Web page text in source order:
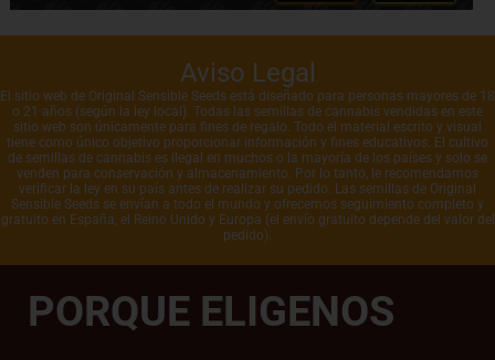
Aviso Legal
El sitio web de Original Sensible Seeds está diseñado para personas mayores de 18
o 21 años (según la ley local). Todas las semillas de cannabis vendidas en este
sitio web son únicamente para fines de regalo. Todo el material escrito y visual
tiene como único objetivo proporcionar información y fines educativos. El cultivo
de semillas de cannabis es ilegal en muchos o la mayoría de los países y solo se
venden para conservación y almacenamiento. Por lo tanto, le recomendamos
verificar la ley en su país antes de realizar su pedido. Las semillas de Original
Sensible Seeds se envían a todo el mundo y ofrecemos seguimiento completo y
gratuito en España, el Reino Unido y Europa (el envío gratuito depende del valor del
pedido).
PORQUE ELIGENOS